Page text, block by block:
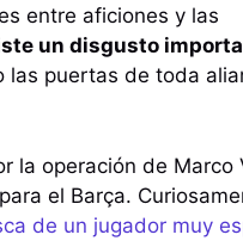
entre aficiones y las
un disgusto
las puertas de toda
la operación de Marco
el Barça.
de un jugador muy